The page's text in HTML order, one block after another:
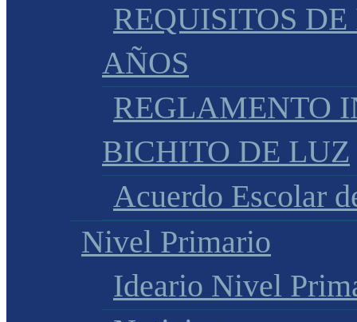
REQUISITOS
AÑOS
REGLAMENTO
BICHITO DE LUZ
Acuerdo Escolar
Nivel Primario
Ideario Nivel